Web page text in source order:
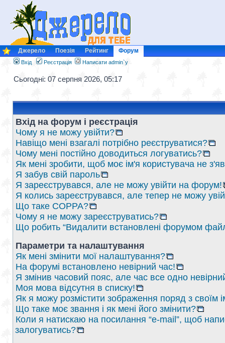
Джерело Поезія Рейтинг Форум
Вхід Реєстрація Написати admin`у
Сьогодні: 07 серпня 2026, 05:17
Вхід на форум і реєстрація
Чому я не можу увійти?
Навіщо мені взагалі потрібно реєструватися?
Чому мені постійно доводиться логуватись?
Як мені зробити, щоб моє ім'я користувача не
Я забув свій пароль
Я зареєструвався, але не можу увійти на форум!
Я колись зареєструвався, але тепер не можу
Що таке COPPA?
Чому я не можу зареєструватись?
Що робить “Видалити встановлені форумом
Параметри та налаштування
Як мені змінити мої налаштування?
На форумі встановлено невірний час!
Я змінив часовий пояс, але час все одно
Моя мова відсутня в списку!
Як я можу розмістити зображення поряд з своїм
Що таке моє звання і як мені його змінити?
Коли я натискаю на посилання “e-mail”, щоб
залогуватись?